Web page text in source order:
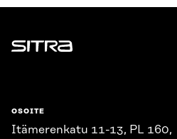
Sitra
OSOITE
Itämerenkatu 11-13, PL 160,